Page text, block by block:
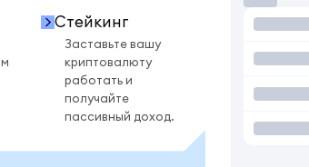
Стейкинг
Заставьте вашу
криптовалюту
работать и
получайте
пассивный доход.